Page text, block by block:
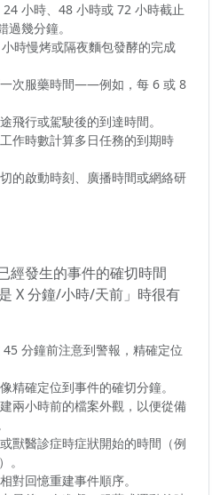
小時、48 小時或 72 小時截止
幾分鐘。
時慢烤或隔夜麵包發酵的完成
次服藥時間——例如，每 6 或 8
飛行或駕駛後的到達時間。
作時數計算多日任務的到期時
的啟動時刻、廣播時間或網絡研
經發生的事件的確切時間
X 分鐘/小時/天前」時很有
分鐘前注意到警報，精確定位
精確定位到事件的確切分鐘。
兩小時前的檔案外觀，以便從備
獸醫診症時症狀開始的時間（例
。
對回憶重建事件順序。